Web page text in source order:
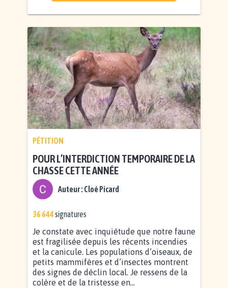
PÉTITION
POUR L’INTERDICTION TEMPORAIRE DE LA
CHASSE CETTE ANNÉE
Auteur : Cloé Picard
36 644signatures
Je constate avec inquiétude que notre faune
est fragilisée depuis les récents incendies
et la canicule. Les populations d’oiseaux, de
petits mammifères et d’insectes montrent
des signes de déclin local. Je ressens de la
colère et de la tristesse en...